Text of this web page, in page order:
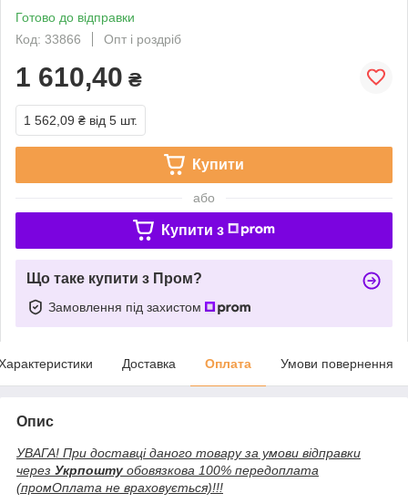
Готово до відправки
Код: 33866
Опт і роздріб
1 610,40 ₴
1 562,09 ₴ від 5 шт.
Купити
або
Купити з
Що таке купити з Пром?
Замовлення під захистом
Доставка Оплата Умови повернення
Опис
УВАГА! При доставці даного товару за умови відправки
через Укрпошту обовязкова 100% передоплата
(промОплата не враховується)!!!